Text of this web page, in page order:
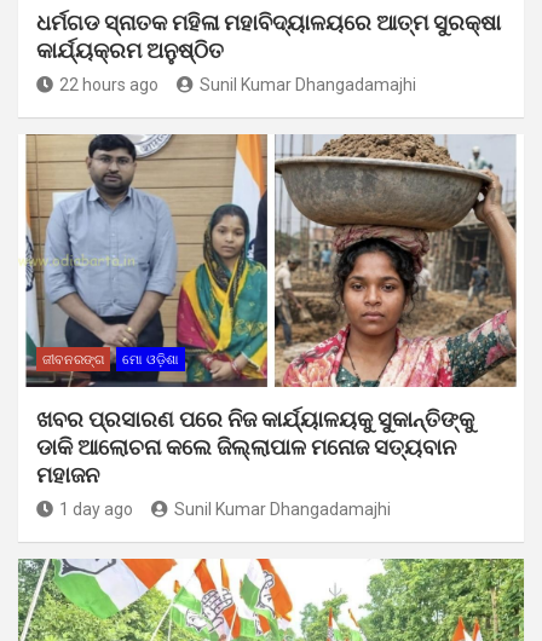
ଧର୍ମଗଡ ସ୍ନାତକ ମହିଳା ମହାବିଦ୍ୟାଳୟରେ ଆତ୍ମ ସୁରକ୍ଷା
କାର୍ଯ୍ୟକ୍ରମ ଅନୁଷ୍ଠିତ
22 hours ago Sunil Kumar Dhangadamajhi
ଜୀବନରଙ୍ଗ ମୋ ଓଡ଼ିଶା
ଖବର ପ୍ରସାରଣ ପରେ ନିଜ କାର୍ଯ୍ୟାଳୟକୁ ସୁକାନ୍ତିଙ୍କୁ
ଡାକି ଆଲୋଚନା କଲେ ଜିଲ୍ଲାପାଳ ମନୋଜ ସତ୍ୟବାନ
ମହାଜନ
1 day ago Sunil Kumar Dhangadamajhi